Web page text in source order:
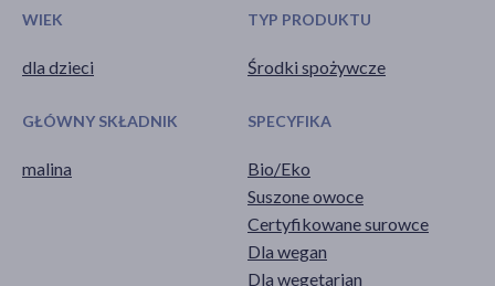
WIEK
dla dzieci
TYP PRODUKTU
Środki spożywcze
GŁÓWNY SKŁADNIK
malina
SPECYFIKA
Bio/Eko
Suszone owoce
Certyfikowane surowce
Dla wegan
Dla wegetarian